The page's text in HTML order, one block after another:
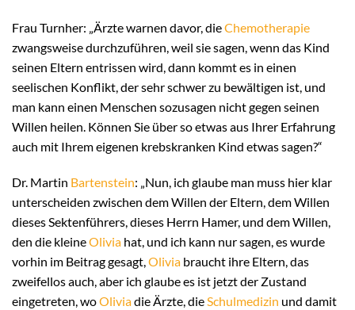
Frau Turnher: „Ärzte warnen davor, dieChemotherapie
zwangsweise durchzuführen, weil sie sagen, wenn das Kind
seinen Eltern entrissen wird, dann kommt es in einen
seelischen Konflikt, der sehr schwer zu bewältigen ist, und
man kann einen Menschen sozusagen nicht gegen seinen
Willen heilen. Können Sie über so etwas aus Ihrer Erfahrung
auch mit Ihrem eigenen krebskranken Kind etwas sagen?“
Dr. Martin Bartenstein: „Nun, ich glaube man muss hier klar
unterscheiden zwischen dem Willen der Eltern, dem Willen
dieses Sektenführers, dieses Herrn Hamer, und dem Willen,
den die kleineOlivia hat, und ich kann nur sagen, es wurde
vorhin im Beitrag gesagt,Olivia braucht ihre Eltern, das
zweifellos auch, aber ich glaube es ist jetzt der Zustand
eingetreten, woOliviadie Ärzte, dieSchulmedizin und damit